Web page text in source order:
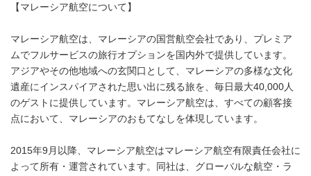
【マレーシア航空について】
マレーシア航空は、マレーシアの国営航空会社であり、プレミア
ムでフルサービスの旅行オプションを国内外で提供しています。
アジアやその他地域への玄関口として、マレーシアの多様な文化
遺産にインスパイアされた思い出に残る旅を、毎日最大40,000人
のゲストに提供しています。マレーシア航空は、すべての顧客接
点において、マレーシアのおもてなしを体現しています。
2015年9月以降、マレーシア航空はマレーシア航空有限責任会社に
よって所有・運営されています。同社は、グローバルな航空・ラ